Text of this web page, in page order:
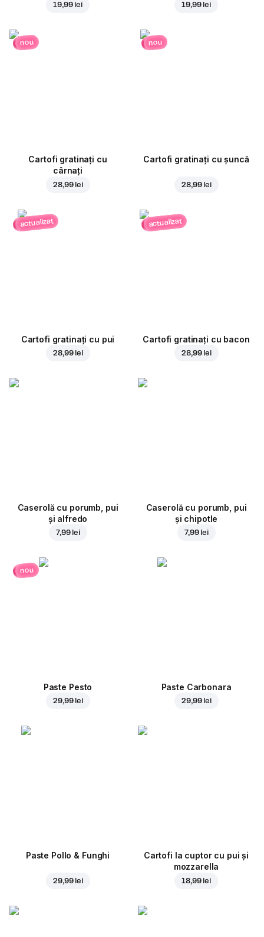
19,99 lei 19,99 lei
nou
Cartofi gratinați cu
cârnați
28,99 lei
nou
Cartofi gratinați cu șuncă
28,99 lei
actualizat
Cartofi gratinați cu pui
28,99 lei
actualizat
Cartofi gratinați cu bacon
28,99 lei
Caserolă cu porumb, pui
și alfredo
7,99 lei
Caserolă cu porumb, pui
și chipotle
7,99 lei
nou
Paste Pesto
29,99 lei
Paste Carbonara
29,99 lei
Paste Pollo & Funghi
29,99 lei
Cartofi la cuptor cu pui și
mozzarella
18,99 lei